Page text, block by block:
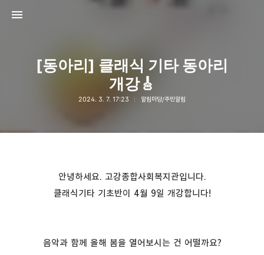
[동아리] 클래식 기타 동아리
개강🎸
2024. 3. 7. 17:23 알림마당/주민알림
안녕하세요. 고강종합사회복지관입니다.
클래식기타 기초반이 4월 9일 개강합니다!
음악과 함께 올해 봄을 열어보시는 건 어떨까요?
고강종합사회복지관